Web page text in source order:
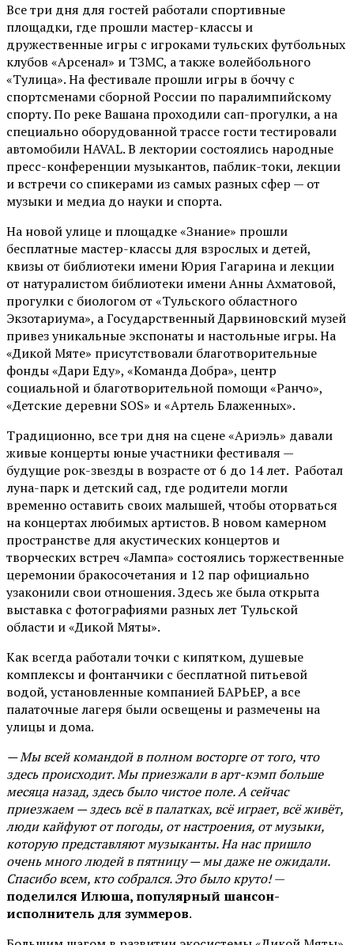
Все три дня для гостей работали спортивные
площадки, где прошли мастер-классы и
дружественные игры с игроками тульских футбольных
клубов «Арсенал» и ТЗМС, а также волейбольного
«Тулица». На фестивале прошли игры в боччу с
спортсменами сборной России по паралимпийскому
спорту. По реке Вашана проходили сап-прогулки, а на
специально оборудованной трассе гости тестировали
автомобили HAVAL. В лектории состоялись народные
пресс-конференции музыкантов, паблик-токи, лекции
и встречи со спикерами из самых разных сфер — от
музыки и медиа до науки и спорта.
На новой улице и площадке «Знание» прошли
бесплатные мастер-классы для взрослых и детей,
квизы от библиотеки имени Юрия Гагарина и лекции
от натуралистом библиотеки имени Анны Ахматовой,
прогулки с биологом от «Тульского областного
Экзотариума», а Государственный Дарвиновский музей
привез уникальные экспонаты и настольные игры. На
«Дикой Мяте» присутствовали благотворительные
фонды «Дари Еду», «Команда Добра», центр
социальной и благотворительной помощи «Ранчо»,
«Детские деревни SOS» и «Артель Блаженных».
Традиционно, все три дня на сцене«Ариэль» давали
живые концерты юные участники фестиваля —
будущие рок-звезды в возрасте от 6 до 14 лет. Работал
луна-парк и детский сад, где родители могли
временно оставить своих малышей, чтобы оторваться
на концертах любимых артистов. В новом камерном
пространстве для акустических концертов и
творческих встреч «Лампа» состоялись торжественные
церемонии бракосочетания и 12 пар официально
узаконили свои отношения. Здесь же была открыта
выставка с фотографиями разных лет Тульской
области и «Дикой Мяты».
Как всегда работали точки с кипятком, душевые
комплексы и фонтанчики с бесплатной питьевой
водой, установленные компанией БАРЬЕР, а все
палаточные лагеря были освещены и размечены на
улицы и дома.
— Мы всей командой в полном восторге от того, что
здесь происходит. Мы приезжали в арт-кэмп больше
месяца назад, здесь было чистое поле. А сейчас
приезжаем — здесь всё в палатках, всё играет, всё живёт,
люди кайфуют от погоды, от настроения, от музыки,
которую представляют музыканты. На нас пришло
очень много людей в пятницу — мы даже не ожидали.
Спасибо всем, кто собрался. Это было круто!—
поделился Илюша, популярный шансон-
исполнитель для зуммеров.